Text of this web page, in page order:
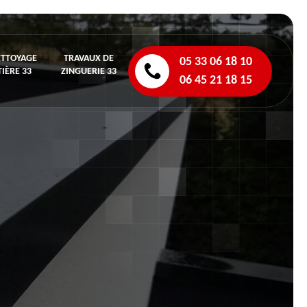
33
TRAVAUX DE
ZINGUERIE 33
05 33 06 18 10
06 45 21 18 15